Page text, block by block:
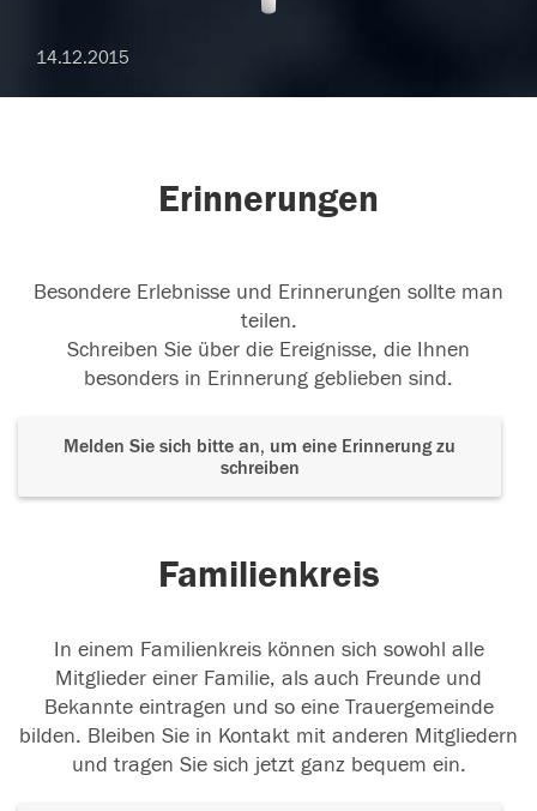
14.12.2015
Erinnerungen
Besondere Erlebnisse und Erinnerungen sollte man
teilen.
Schreiben Sie über die Ereignisse, die Ihnen
besonders in Erinnerung geblieben sind.
Melden Sie sich bitte an, um eine Erinnerung zu
schreiben
Familienkreis
In einem Familienkreis können sich sowohl alle
Mitglieder einer Familie, als auch Freunde und
Bekannte eintragen und so eine Trauergemeinde
bilden. Bleiben Sie in Kontakt mit anderen Mitgliedern
und tragen Sie sich jetzt ganz bequem ein.